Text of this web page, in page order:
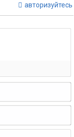
авторизуйтесь